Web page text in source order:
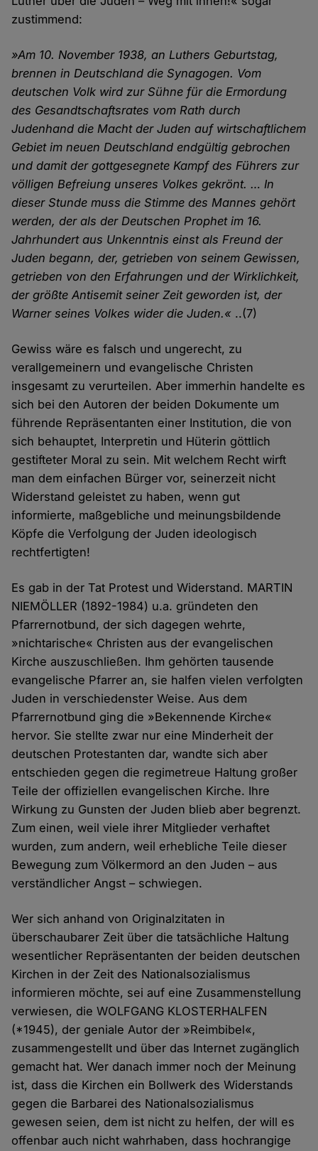
zustimmend:
»Am 10. November 1938, an Luthers Geburtstag,
brennen in Deutschland die Synagogen. Vom
deutschen Volk wird zur Sühne für die Ermordung
des Gesandtschaftsrates vom Rath durch
Judenhand die Macht der Juden auf wirtschaftlichem
Gebiet im neuen Deutschland endgültig gebrochen
und damit der gottgesegnete Kampf des Führers zur
völligen Befreiung unseres Volkes gekrönt. … In
dieser Stunde muss die Stimme des Mannes gehört
werden, der als der Deutschen Prophet im 16.
Jahrhundert aus Unkenntnis einst als Freund der
Juden begann, der, getrieben von seinem Gewissen,
getrieben von den Erfahrungen und der Wirklichkeit,
der größte Antisemit seiner Zeit geworden ist, der
Warner seines Volkes wider die Juden.« ..(7)
Gewiss wäre es falsch und ungerecht, zu
verallgemeinern und evangelische Christen
insgesamt zu verurteilen. Aber immerhin handelte es
sich bei den Autoren der beiden Dokumente um
führende Repräsentanten einer Institution, die von
sich behauptet, Interpretin und Hüterin göttlich
gestifteter Moral zu sein. Mit welchem Recht wirft
man dem einfachen Bürger vor, seinerzeit nicht
Widerstand geleistet zu haben, wenn gut
informierte, maßgebliche und meinungsbildende
Köpfe die Verfolgung der Juden ideologisch
rechtfertigten!
Es gab in der Tat Protest und Widerstand. MARTIN
NIEMÖLLER (1892-1984) u.a. gründeten den
Pfarrernotbund, der sich dagegen wehrte,
»nichtarische« Christen aus der evangelischen
Kirche auszuschließen. Ihm gehörten tausende
evangelische Pfarrer an, sie halfen vielen verfolgten
Juden in verschiedenster Weise. Aus dem
Pfarrernotbund ging die »Bekennende Kirche«
hervor. Sie stellte zwar nur eine Minderheit der
deutschen Protestanten dar, wandte sich aber
entschieden gegen die regimetreue Haltung großer
Teile der offiziellen evangelischen Kirche. Ihre
Wirkung zu Gunsten der Juden blieb aber begrenzt.
Zum einen, weil viele ihrer Mitglieder verhaftet
wurden, zum andern, weil erhebliche Teile dieser
Bewegung zum Völkermord an den Juden – aus
verständlicher Angst – schwiegen.
Wer sich anhand von Originalzitaten in
überschaubarer Zeit über die tatsächliche Haltung
wesentlicher Repräsentanten der beiden deutschen
Kirchen in der Zeit des Nationalsozialismus
informieren möchte, sei auf eine Zusammenstellung
verwiesen, die WOLFGANG KLOSTERHALFEN
(*1945), der geniale Autor der »Reimbibel«,
zusammengestellt und über das Internet zugänglich
gemacht hat. Wer danach immer noch der Meinung
ist, dass die Kirchen ein Bollwerk des Widerstands
gegen die Barbarei des Nationalsozialismus
gewesen seien, dem ist nicht zu helfen, der will es
offenbar auch nicht wahrhaben, dass hochrangige